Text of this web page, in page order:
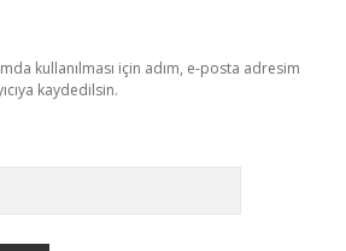
kullanılması için adım, e-posta adresim
kaydedilsin.